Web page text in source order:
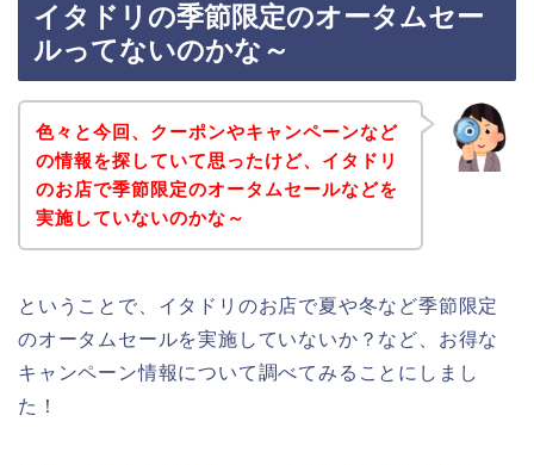
イタドリの季節限定のオータムセー
ルってないのかな～
色々と今回、クーポンやキャンペーンなど
の情報を探していて思ったけど、イタドリ
のお店で季節限定のオータムセールなどを
実施していないのかな～
ということで、イタドリのお店で夏や冬など季節限定
のオータムセールを実施していないか？など、お得な
キャンペーン情報について調べてみることにしまし
た！